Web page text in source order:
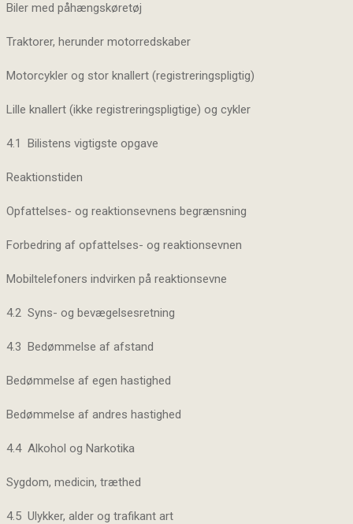
Biler med påhængskøretøj
Traktorer, herunder motorredskaber
Motorcykler og stor knallert (registreringspligtig)
Lille knallert (ikke registreringspligtige) og cykler
4.1 Bilistens vigtigste opgave
Reaktionstiden
Opfattelses- og reaktionsevnens begrænsning
Forbedring af opfattelses- og reaktionsevnen
Mobiltelefoners indvirken på reaktionsevne
4.2 Syns- og bevægelsesretning
4.3 Bedømmelse af afstand
Bedømmelse af egen hastighed
Bedømmelse af andres hastighed
4.4 Alkohol og Narkotika
Sygdom, medicin, træthed
4.5 Ulykker, alder og trafikant art